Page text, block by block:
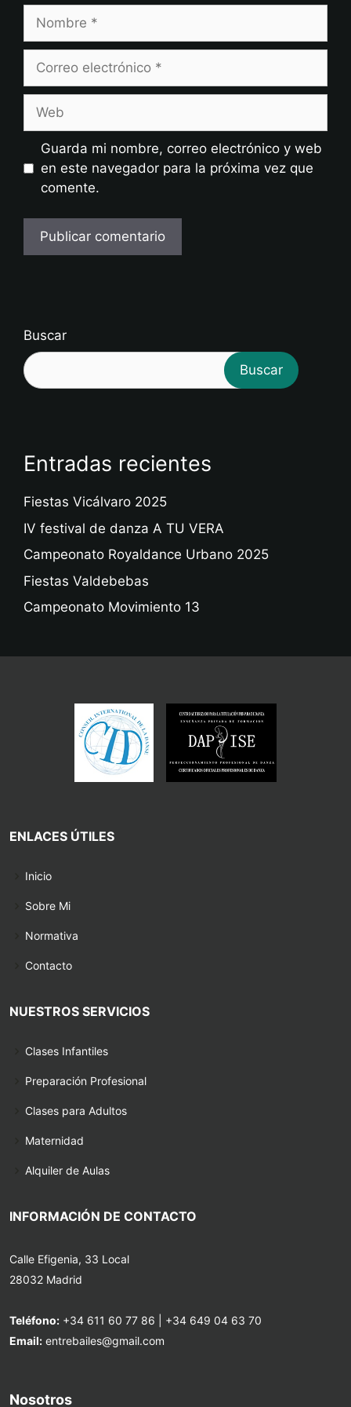
Nombre
Correo
Web
Guarda mi nombre, correo electrónico y web
en este navegador para la próxima vez que
comente.
Buscar
Buscar
Entradas recientes
Fiestas Vicálvaro 2025
IV festival de danza A TU VERA
Campeonato Royaldance Urbano 2025
Fiestas Valdebebas
Campeonato Movimiento 13
ENLACES ÚTILES
Inicio
Sobre Mi
Normativa
Contacto
NUESTROS SERVICIOS
Clases Infantiles
Preparación Profesional
Clases para Adultos
Maternidad
Alquiler de Aulas
INFORMACIÓN DE CONTACTO
Calle Efigenia, 33 Local
28032 Madrid
Teléfono: +34 611 60 77 86
+34 649 04 63 70
Email: entrebailes@gmail.com
Nosotros